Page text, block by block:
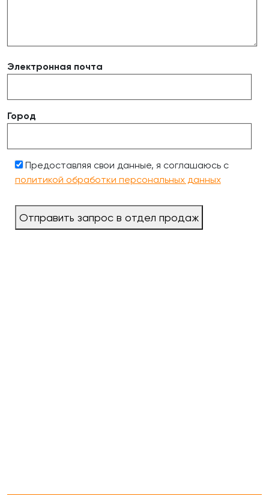
Электронная почта
Город
Предоставляя свои данные, я соглашаюсь с
политикой обработки персональных данных
Отправить запрос в отдел продаж